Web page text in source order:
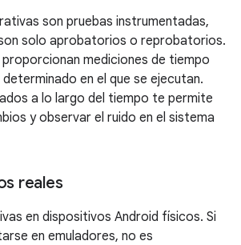
son pruebas instrumentadas,
solo aprobatorios o reprobatorios.
mediciones de tiempo
en el que se ejecutan.
a lo largo del tiempo te permite
y observar el ruido en el sistema
reales
en dispositivos Android físicos. Si
en emuladores, no es